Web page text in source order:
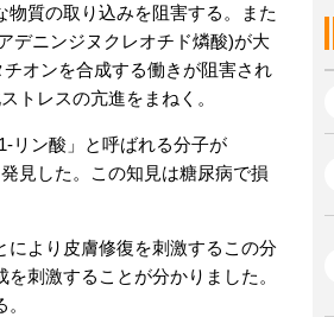
質の取り込みを阻害する。また
デニンジヌクレオチド燐酸)が大
オンを合成する働きが阻害され
トレスの亢進をまねく。
リン酸」と呼ばれる分子が
見した。この知見は糖尿病で損
より皮膚修復を刺激するこの分
刺激することが分かりました。